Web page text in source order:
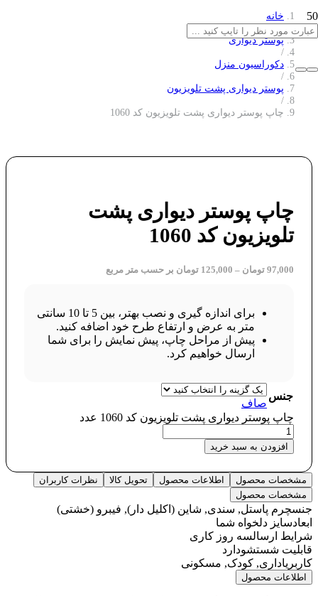
خانه
/
پوستر دیواری
/
دکوراسیون منزل
/
پوستر دیواری پشت تلویزیون
/
چاپ پوستر دیواری پشت تلویزیون کد 1060
چاپ پوستر دیواری پشت
تلویزیون کد 1060
97,000 تومان –
125,000 تومان بر حسب متر مربع
برای اندازه گیری و نصب بهتر، بین 5 تا 10 سانتی
متر به عرض و ارتفاع طرح خود اضافه کنید.
پیش از مراحل چاپ، پیش نمایش را برای شما
ارسال خواهیم کرد.
جنس
صاف
چاپ پوستر دیواری پشت تلویزیون کد 1060 عدد
افزودن به سبد خرید
مشخصات محصول اطلاعات محصول تحویل کالا
نظرات کاربران
مشخصات محصول
جنسچرم پاستل, سندی, شاین (اکلیل دار), فیبرو (خشتی)
ابعادسایز دلخواه شما
شرایط ارسالسه روز کاری
قابلیت شستشودارد
کاربریاداری, کودک, مسکونی
اطلاعات محصول